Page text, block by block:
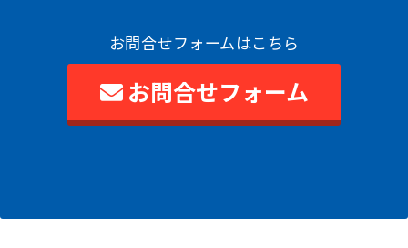
お問合せフォームはこちら
お問合せフォーム